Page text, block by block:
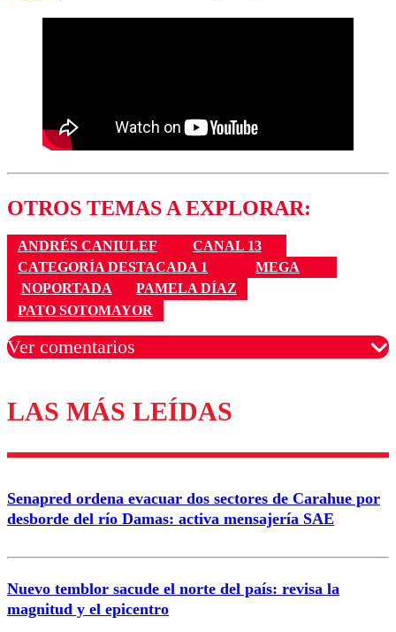
OTROS TEMAS A EXPLORAR:
ANDRÉS CANIULEF
CANAL 13
CATEGORÍA DESTACADA 1
MEGA
NOPORTADA
PAMELA DÍAZ
PATO SOTOMAYOR
Ver comentarios
Los comentarios son moderados para garantizar un
diálogo respetuoso.
Correo
LAS MÁS LEÍDAS
Senapred ordena evacuar dos sectores de Carahue por
desborde del río Damas: activa mensajería SAE
Nuevo temblor sacude el norte del país: revisa la
magnitud y el epicentro